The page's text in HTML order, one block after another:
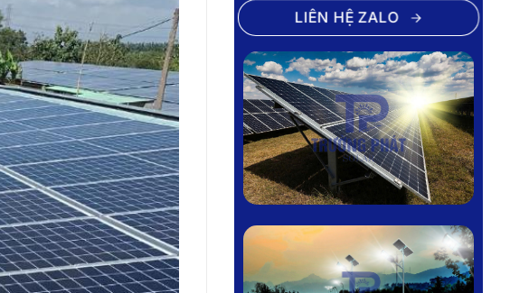
LIÊN HỆ ZALO